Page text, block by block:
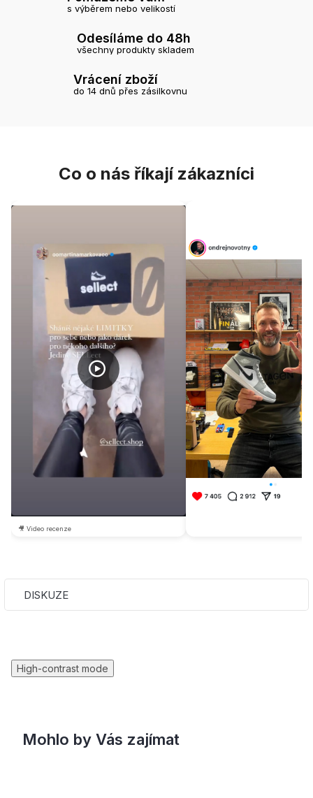
s výběrem nebo velikostí
Odesíláme do 48h
všechny produkty skladem
Vrácení zboží
do 14 dnů přes zásilkovnu
Co o nás říkají zákazníci
🎥 Video recenze
DISKUZE
High-contrast mode